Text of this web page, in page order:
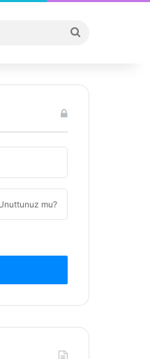
...
mu?